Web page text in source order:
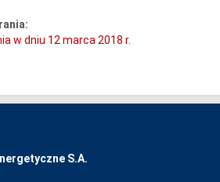
w dniu 12 marca 2018 r.
S.A.